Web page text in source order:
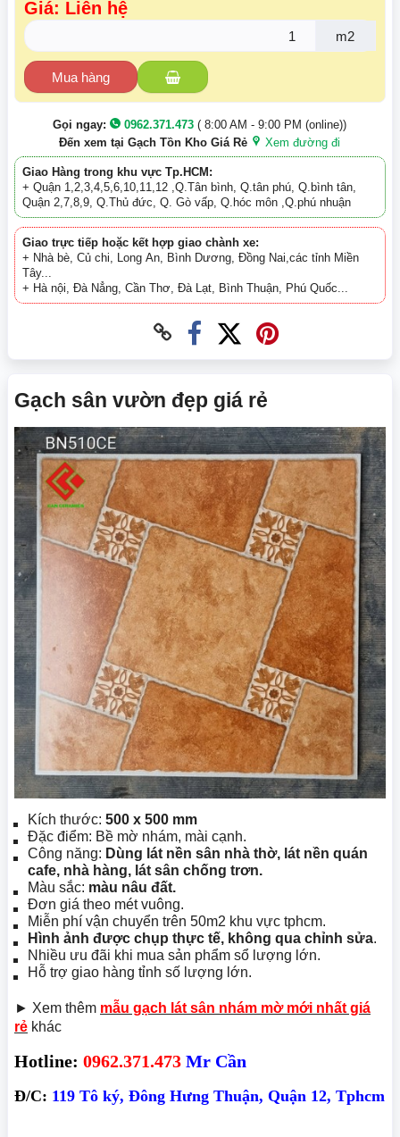
Giá: Liên hệ
m2
Mua hàng
Gọi ngay: 0962.371.473 ( 8:00 AM - 9:00 PM (online))
Đến xem tại Gạch Tồn Kho Giá Rẻ
Xem đường đi
Giao Hàng trong khu vực Tp.HCM:
+ Quận 1,2,3,4,5,6,10,11,12 ,Q.Tân bình, Q.tân phú, Q.bình tân,
Quận 2,7,8,9, Q.Thủ đức, Q. Gò vấp, Q.hóc môn ,Q.phú nhuận
Giao trực tiếp hoặc kết hợp giao chành xe:
+ Nhà bè, Củ chi, Long An, Bình Dương, Đồng Nai,các tỉnh Miền
Tây...
+ Hà nội, Đà Nẳng, Cần Thơ, Đà Lạt, Bình Thuận, Phú Quốc...
Gạch sân vườn đẹp giá rẻ
Kích thước: 500 x 500 mm
Đặc điểm: Bề mờ nhám, mài cạnh.
Công năng: Dùng lát nền sân nhà thờ, lát nền quán
cafe, nhà hàng, lát sân chống trơn.
Màu sắc: màu nâu đất.
Đơn giá theo mét vuông.
Miễn phí vận chuyển trên 50m2 khu vực tphcm.
Hình ảnh được chụp thực tế, không qua chỉnh sửa.
Nhiều ưu đãi khi mua sản phẩm sổ lượng lớn.
Hỗ trợ giao hàng tỉnh số lượng lớn.
► Xem thêm mẫu gạch lát sân nhám mờ mới nhất giá
rẻ khác
Hotline: 0962.371.473 Mr Cần
Đ/C: 119 Tô ký, Đông Hưng Thuận, Quận 12, Tphcm